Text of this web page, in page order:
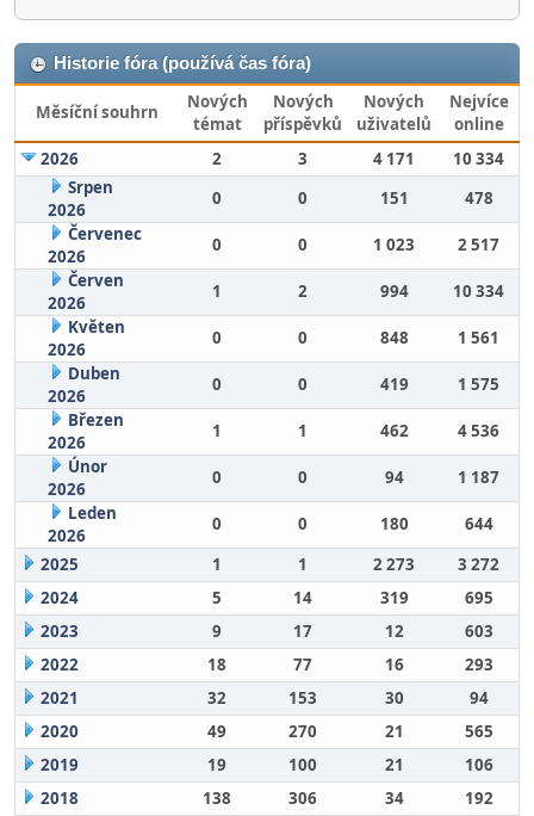
Historie fóra (používá čas fóra)
Měsíční souhrn
Nových
témat
Nových
příspěvků
Nových
uživatelů
Nejvíce
online
2026
2 3 4 171
10 334
Srpen
2026
0 0 151
478
Červenec
2026
0 0 1 023
2 517
Červen
2026
1 2 994
10 334
Květen
2026
0 0 848
1 561
Duben
2026
0 0 419
1 575
Březen
2026
1 1 462
4 536
Únor
2026
0 0 94
1 187
Leden
2026
0 0 180
644
2025
1 1 2 273
3 272
2024
5 14 319
695
2023
9 17 12
603
2022
18 77 16
293
2021
32 153 30
94
2020
49 270 21
565
2019
19 100 21
106
2018
138 306 34
192